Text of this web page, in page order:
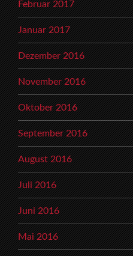
Februar 2017
Januar 2017
Dezember 2016
November 2016
Oktober 2016
September 2016
August 2016
Juli 2016
Juni 2016
Mai 2016